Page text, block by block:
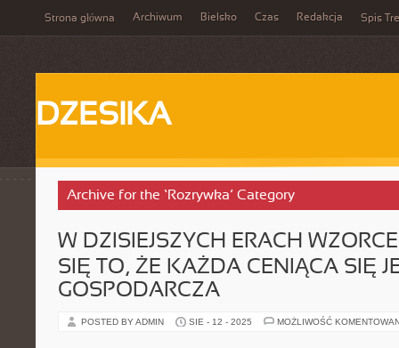
Strona główna Archiwum Bielsko Czas Redakcja Spis
DZESIKA
Archive for the ‘Rozrywka’ Category
W DZISIEJSZYCH ERACH
SIĘ TO, ŻE KAŻDA CENIĄCA SIĘ
GOSPODARCZA
POSTED BY ADMIN SIE - 12 - 2025 MOŻLIWOŚĆ